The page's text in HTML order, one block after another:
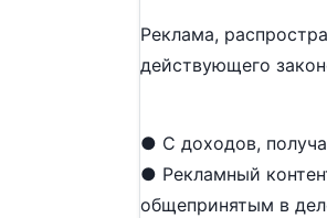
Реклама,
действующего
● С доходов,
● Рекламный
общепринятым в